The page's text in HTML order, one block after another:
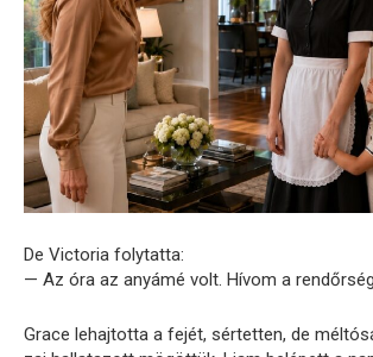
De Victoria folytatta:
— Az óra az anyámé volt. Hívom a
Grace lehajtotta a fejét, sértetten, de